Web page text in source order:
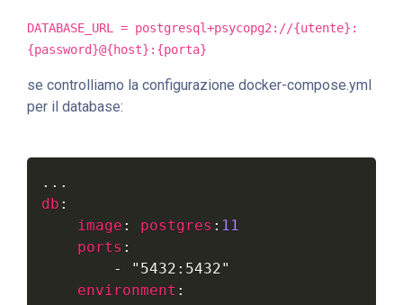
DATABASE_URL = postgresql+psycopg2://{utente}:
{password}@{host}:{porta}
se controlliamo la configurazione docker-compose.yml
per il database:
db :
image : postgres : 11
ports :
-
"5432:5432"
environment :